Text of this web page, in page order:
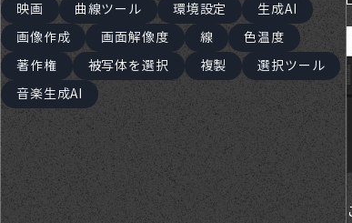
映画
曲線ツール 環境設定
生成AI
画像作成
画面解像度 線
色温度
著作権
被写体を選択 複製
選択ツール
音楽生成AI